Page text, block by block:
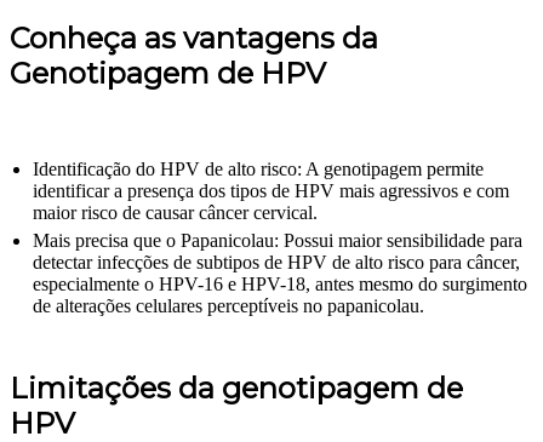
Conheça as vantagens da
Genotipagem de HPV
Identificação do HPV de alto risco: A genotipagem permite
identificar a presença dos tipos de HPV mais agressivos e com
maior risco de causar câncer cervical.
Mais precisa que o Papanicolau: Possui maior sensibilidade para
detectar infecções de subtipos de HPV de alto risco para câncer,
especialmente o HPV-16 e HPV-18, antes mesmo do surgimento
de alterações celulares perceptíveis no papanicolau.
Limitações da genotipagem de
HPV